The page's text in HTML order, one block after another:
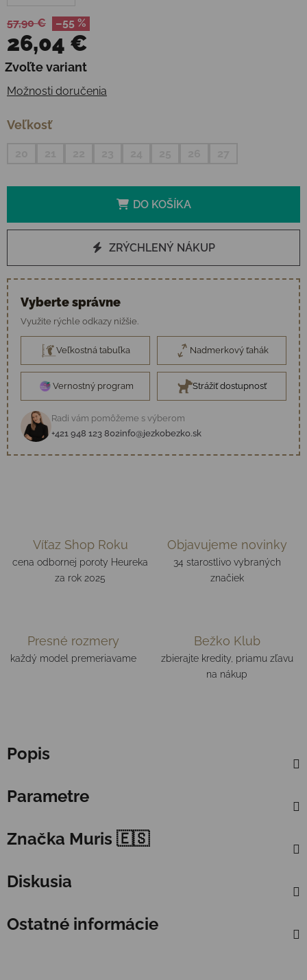
57,90 € –55 %
26,04 €
Jednotková cena:
Zvoľte variant
Možnosti doručenia
Veľkosť
DO KOŠÍKA
ZRÝCHLENÝ NÁKUP
Vyberte správne
Využite rýchle odkazy nižšie.
Veľkostná tabuľka Nadmerkový ťahák
Vernostný program Strážiť dostupnosť
Radi vám pomôžeme s výberom
+421 948 123 802info@jezkobezko.sk
Víťaz Shop Roku
cena odbornej poroty Heureka
za rok 2025
Objavujeme novinky
34 starostlivo vybraných
značiek
Presné rozmery
každý model premeriavame
Bežko Klub
zbierajte kredity, priamu zľavu
na nákup
Popis
Parametre
Značka Muris 🇪🇸
Diskusia
Ostatné informácie